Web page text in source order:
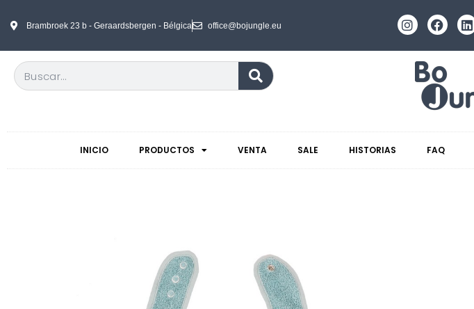
Brambroek 23 b - Geraardsbergen - Bélgica office@bojungle.eu
INICIO PRODUCTOS VENTA SALE HISTORIAS FAQ